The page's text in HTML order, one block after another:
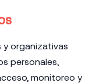
y organizativas
personales,
monitoreo y